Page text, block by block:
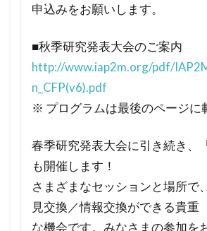
申込みをお願いします。
■秋季研究発表大会のご案内
http://www.iap2m.org/pdf/
n_CFP(v6).pdf
※ プログラムは最後のページに
春季研究発表大会に引き続き、
も開催します！
さまざまなセッションと場所で
見交換／情報交換ができる貴重
な機会です。みなさまの参加を